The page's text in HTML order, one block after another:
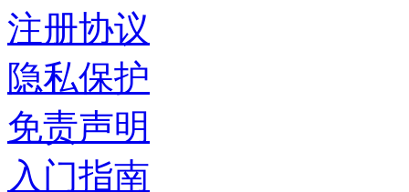
注册协议
隐私保护
免责声明
入门指南